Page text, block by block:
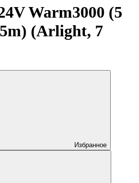
Warm3000 (5
(Arlight, 7
Избранное